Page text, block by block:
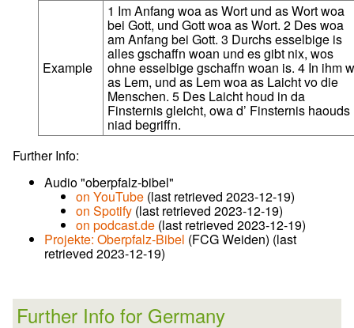
Example
1 Im Anfang woa as Wort und as Wort woa
bei Gott, und Gott woa as Wort. 2 Des woa
am Anfang bei Gott. 3 Durchs esselbige is
alles gschaffn woan und es gibt nix, wos
ohne esselbige gschaffn woan is. 4 In ihm
as Lem, und as Lem woa as Laicht vo die
Menschen. 5 Des Laicht houd in da
Finsternis gleicht, owa d’ Finsternis haouds
niad begriffn.
Further Info:
Audio "oberpfalz-bibel"
on YouTube (last retrieved 2023-12-19)
on Spotify (last retrieved 2023-12-19)
on podcast.de (last retrieved 2023-12-19)
Projekte: Oberpfalz-Bibel (FCG Weiden) (last
retrieved 2023-12-19)
Further Info for Germany